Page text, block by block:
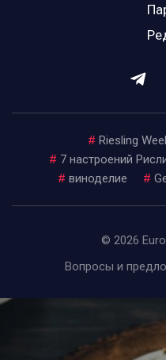
# Riesling
# 7 настроений
# виноделие #
© 2026
Вопросы и